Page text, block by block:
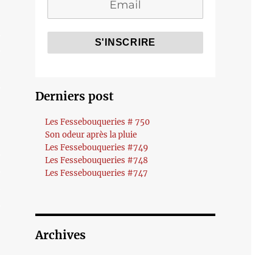
Derniers post
Les Fessebouqueries # 750
Son odeur après la pluie
Les Fessebouqueries #749
Les Fessebouqueries #748
Les Fessebouqueries #747
Archives